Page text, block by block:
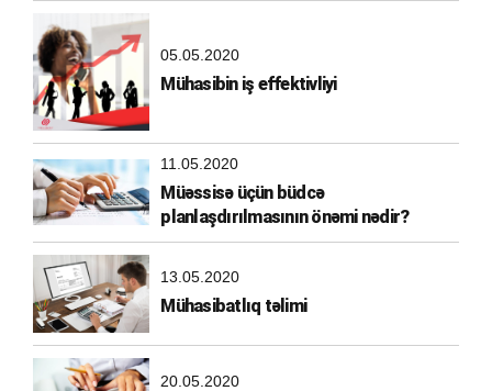
05.05.2020
Mühasibin iş effektivliyi
11.05.2020
Müəssisə üçün büdcə
planlaşdırılmasının önəmi nədir?
13.05.2020
Mühasibatlıq təlimi
20.05.2020